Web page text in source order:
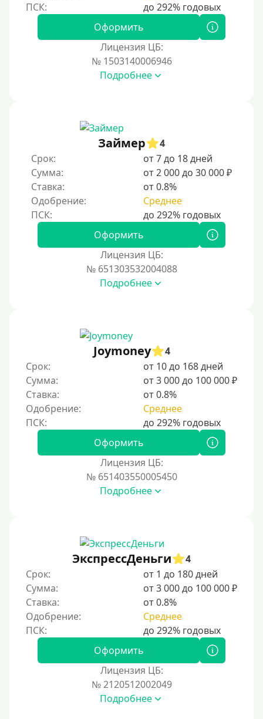
По водительскому удостоверению
Без СНИЛСа
Без подтверждения дохода
Без справок и поручителей
Без посредников
Процент
С пролонгацией (продлением)
Под высокий процент
С ежемесячным платежом
Под низкий процент
Без процентов
Первый займ без процентов
Без процентов на 30 дней
С возможностью частичного погашения
Надежные
Без обмана
Без предоплат
Без электронной почты
С автоматическим одобрением
Без номера телефона
Без платных услуг и подписок
Оформить
Лицензия ЦБ:
№ 1503140006946
Подробнее
Займер
4
Срок:
от 7 до 18 дней
Сумма:
от 2 000 до 30 000 ₽
Ставка:
от 0.8%
Одобрение:
Среднее
Оформить
Лицензия ЦБ:
№ 651303532004088
Подробнее
Joymoney
4
Срок:
от 10 до 168 дней
Сумма:
от 3 000 до 100 000 ₽
Ставка:
от 0.8%
Одобрение:
Среднее
Оформить
Лицензия ЦБ:
№ 651403550005450
Подробнее
ЭкспрессДеньги
4
Срок:
от 1 до 180 дней
Сумма:
от 3 000 до 100 000 ₽
Ставка:
от 0.8%
Одобрение:
Среднее
Оформить
Лицензия ЦБ:
№ 2120512002049
Подробнее